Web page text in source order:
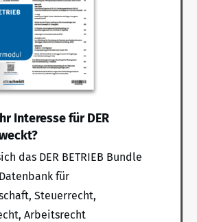
Interesse für DER
das DER BETRIEB Bundle
für
Steuerrecht,
Arbeitsrecht